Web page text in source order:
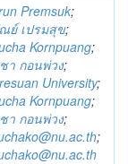
Premsuk;
ย์ เปรมสุข;
Kornpuang;
า กอนพ่วง;
University;
Kornpuang;
า กอนพ่วง;
;